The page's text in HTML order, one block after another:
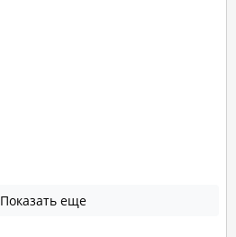
Показать еще